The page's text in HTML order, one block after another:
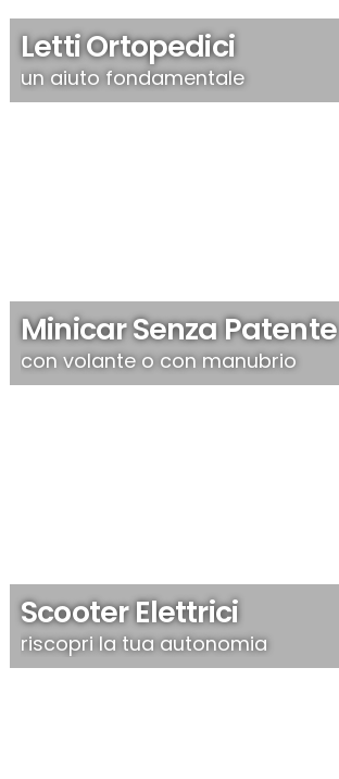
Scooter Elettrici
riscopri la tua autonomia
Minicar Senza Patente
con volante o con manubrio
Letti Ortopedici
un aiuto fondamentale